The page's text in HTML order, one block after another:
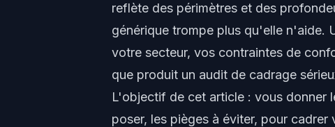
reflète des périmètres et des
générique trompe plus qu'elle n'aide.
votre secteur, vos contraintes de
que produit un audit de cadrage
L'objectif de cet article : vous donner
poser, les pièges à éviter, pour